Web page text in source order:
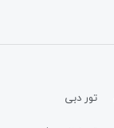
تور دبی